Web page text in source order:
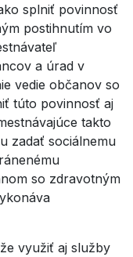
splniť povinnosť
postihnutím vo
a úrad v
vedie občanov so
túto povinnosť aj
takto
zadať sociálnemu
so zdravotným
využiť aj služby